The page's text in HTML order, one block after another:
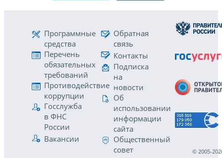
Программные
средства
Перечень
обязательных
требований
Противодействие
коррупции
Госслужба
в ФНС
России
Вакансии
Обратная
связь
Контакты
Подписка
на
новости
Об
использовании
информации
сайта
Общественный
совет
© 2005-